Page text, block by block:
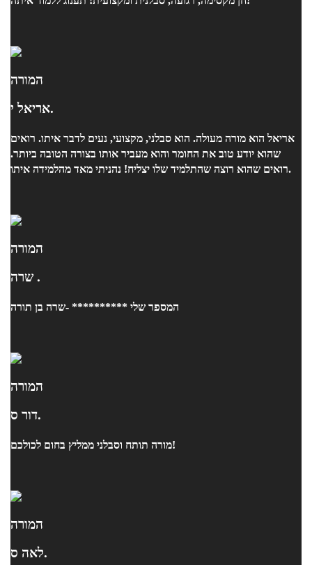
המורה
אריאל י.
אריאל הוא מורה מעולה. הוא סבלני, מקצועי, נעים לדבר איתו. רואים
שהוא יודע טוב את החומר והוא מעביר אותו בצורה הטובה ביותר.
רואים שהוא רוצה שהתלמיד שלו יצליח! נהניתי מאד מהלמידה איתו.
המורה
שרה .
המספר שלי ********** -שרה בן תורה
המורה
דור ס.
מורה תותח וסבלני ממליץ בחום לכולכם!
המורה
לאה ס.